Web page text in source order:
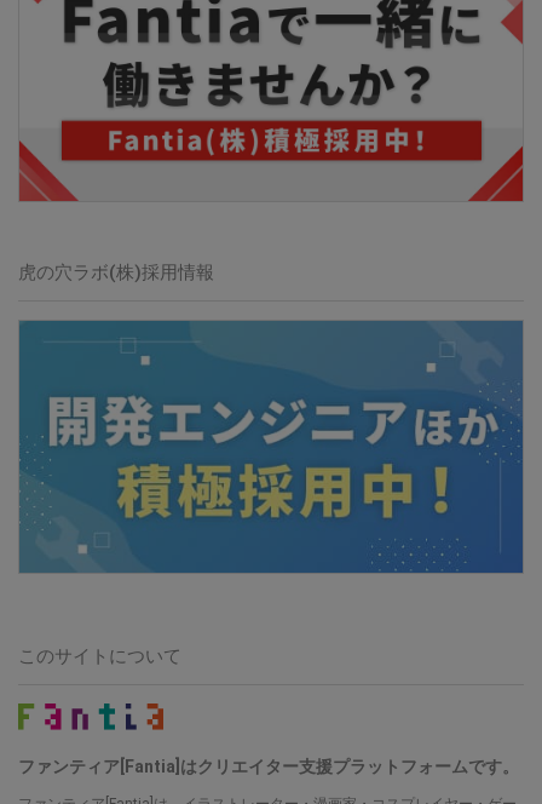
虎の穴ラボ(株)採用情報
このサイトについて
ファンティア[Fantia]はクリエイター支援プラットフォームです。